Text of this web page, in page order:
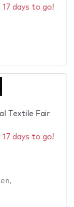
17 days to go!
Textile Fair
17 days to go!
,